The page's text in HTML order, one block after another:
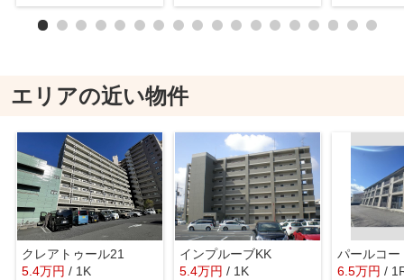
エリアの近い物件
クレアトゥール21
5.4万円 / 1K
インプルーブKK
5.4万円 / 1K
パールコー
6.5万円 /